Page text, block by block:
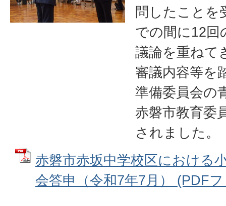
問したことを
での間に12回
議論を重ねて
審議内容等を
準備委員会の
赤磐市教育委
されました。
赤磐市赤坂中学校区における
会答申（令和7年7月） (PDF